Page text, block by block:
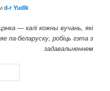
d-r Yudik
— калі кожны вучань, які
па-беларуску, робіць гэта з
задавальненнем